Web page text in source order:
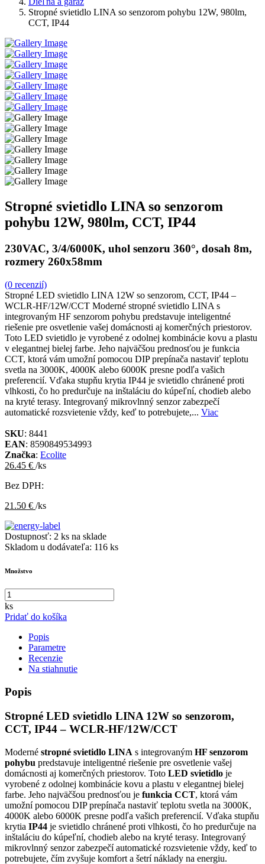
Stropné svietidlo LINA so senzorom pohybu 12W, 980lm,
CCT, IP44
Stropné svietidlo LINA so senzorom
pohybu 12W, 980lm, CCT, IP44
230VAC, 3/4/6000K, uhol senzoru 360°, dosah 8m,
rozmery 260x58mm
(0 recenzií)
Stropné LED svietidlo LINA 12W so senzorom, CCT, IP44 –
WCLR-HF/12W/CCT Moderné stropné svietidlo LINA s
integrovaným HF senzorom pohybu predstavuje inteligentné
riešenie pre osvetlenie vašej domácnosti aj komerčných priestorov.
Toto LED svietidlo je vyrobené z odolnej kombinácie kovu a plastu
v elegantnej bielej farbe. Jeho najväčšou prednosťou je funkcia
CCT, ktorá vám umožní pomocou DIP prepínača nastaviť teplotu
svetla na 3000K, 4000K alebo 6000K presne podľa vašich
preferencií. Vďaka stupňu krytia IP44 je svietidlo chránené proti
vlhkosti, čo ho predurčuje na inštaláciu do kúpeľní, chodieb alebo
na kryté terasy. Integrovaný mikrovlnný senzor zabezpečí
automatické rozsvietenie vždy, keď to potrebujete,... Viac
SKU: 8441
EAN: 8590849534993
Značka: Ecolite
26.45 € /ks
Bez DPH:
21.50 € /ks
Dostupnosť: 2 ks na sklade
Skladom u dodávateľa: 116 ks
Množstvo
ks
Pridať do košíka
Popis
Parametre
Recenzie
Na stiahnutie
Popis
Stropné LED svietidlo LINA 12W so senzorom,
CCT, IP44 – WCLR-HF/12W/CCT
Moderné stropné svietidlo LINA s integrovaným HF senzorom
pohybu predstavuje inteligentné riešenie pre osvetlenie vašej
domácnosti aj komerčných priestorov. Toto LED svietidlo je
vyrobené z odolnej kombinácie kovu a plastu v elegantnej bielej
farbe. Jeho najväčšou prednosťou je funkcia CCT, ktorá vám
umožní pomocou DIP prepínača nastaviť teplotu svetla na 3000K,
4000K alebo 6000K presne podľa vašich preferencií. Vďaka stupňu
krytia IP44 je svietidlo chránené proti vlhkosti, čo ho predurčuje na
inštaláciu do kúpeľní, chodieb alebo na kryté terasy. Integrovaný
mikrovlnný senzor zabezpečí automatické rozsvietenie vždy, keď to
potrebujete, čím zvyšuje komfort a šetrí náklady na energiu.